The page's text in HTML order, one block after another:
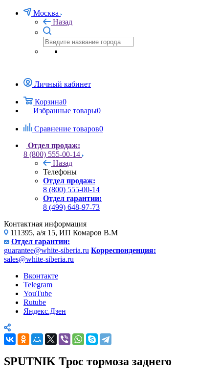
Москва
Назад
Личный кабинет
Корзина0
Избранные товары0
Сравнение товаров0
Отдел продаж:
8 (800) 555-00-14
Назад
Телефоны
Отдел продаж:
8 (800) 555-00-14
Отдел гарантии:
8 (499) 648-97-73
Контактная информация
111395, а/я 15, ИП Комаров В.М
Отдел гарантии:
guarantee@white-siberia.ru Корреспонденция:
sales@white-siberia.ru
Вконтакте
Telegram
YouTube
Rutube
Яндекс.Дзен
SPUTNIK Трос тормоза заднего